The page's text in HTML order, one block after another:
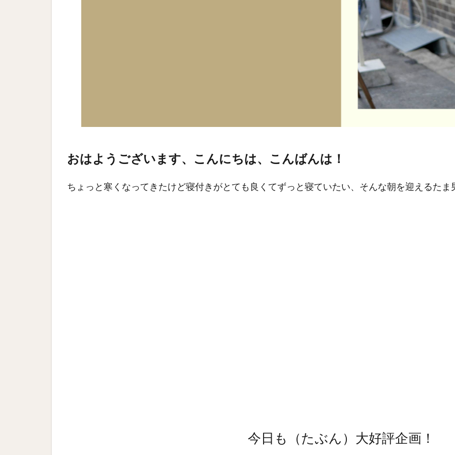
おはようございます、こんにちは、こんばんは！
ちょっと寒くなってきたけど寝付きがとても良くてずっと寝ていたい、そんな朝を迎えるたま
今日も（たぶん）大好評企画！